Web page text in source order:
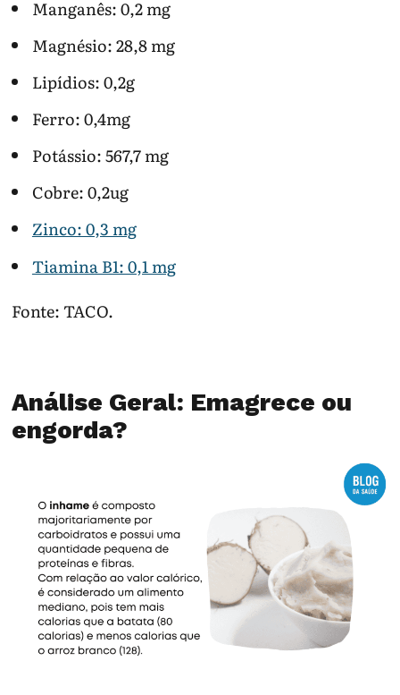
Manganês: 0,2 mg
Magnésio: 28,8 mg
Lipídios: 0,2g
Ferro: 0,4mg
Potássio: 567,7 mg
Cobre: 0,2ug
Zinco: 0,3 mg
Tiamina B1: 0,1 mg
Fonte: TACO.
Análise Geral: Emagrece ou
engorda?